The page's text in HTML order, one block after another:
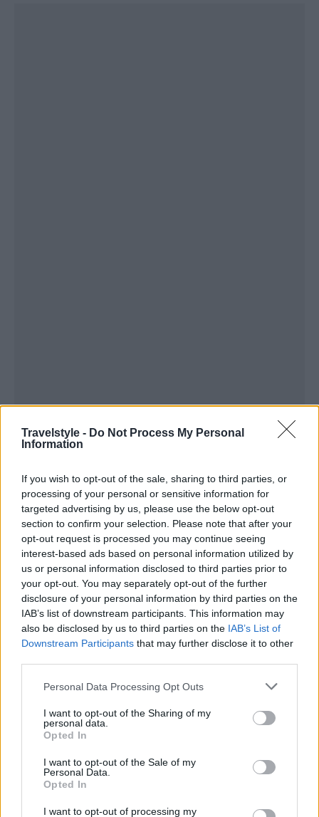
Travelstyle - Do Not Process My Personal
Information
If you wish to opt-out of the sale, sharing to third parties, or
processing of your personal or sensitive information for
targeted advertising by us, please use the below opt-out
section to confirm your selection. Please note that after your
opt-out request is processed you may continue seeing
interest-based ads based on personal information utilized by
us or personal information disclosed to third parties prior to
your opt-out. You may separately opt-out of the further
disclosure of your personal information by third parties on the
IAB’s list of downstream participants. This information may
also be disclosed by us to third parties on the IAB’s List of
Downstream Participants that may further disclose it to other
Please note that this website/app uses one or more Google
not limited to your visit or usage behaviour. You may click to
grant or deny consent to Google and its third-party tags to
use your data for below specified purposes in below Google
consent section.
Personal Data Processing Opt Outs
I want to opt-out of the Sharing of my
personal data.
Opted In
I want to opt-out of the Sale of my
Personal Data.
Opted In
I want to opt-out of processing my
Η ρωσική εταιρεία με αυτά τα χρήματα σκοπεύει να
παραγγείλει 300 αεροσκάφη από την United
Aircraft Corporation, η πλειοψηφία της οποίας,
ανήκει στην Rostec, τη ρωσική κοινοπραξία
αεροδιαστημικής και άμυνας, σύμφωνα με την
επιχειρηματική εφημερίδα “Vedomosti.”